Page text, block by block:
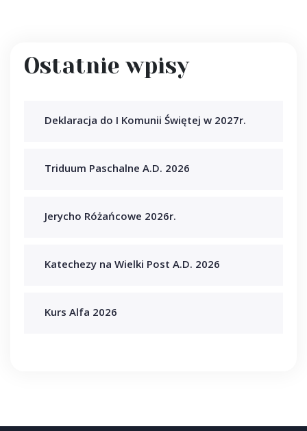
Ostatnie wpisy
Deklaracja do I Komunii Świętej w 2027r.
Triduum Paschalne A.D. 2026
Jerycho Różańcowe 2026r.
Katechezy na Wielki Post A.D. 2026
Kurs Alfa 2026